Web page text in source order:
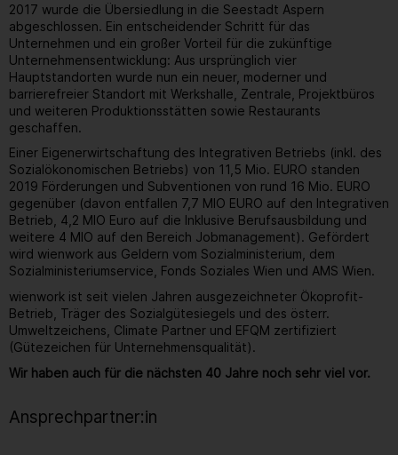
2017 wurde die Übersiedlung in die Seestadt Aspern
abgeschlossen. Ein entscheidender Schritt für das
Unternehmen und ein großer Vorteil für die zukünftige
Unternehmensentwicklung: Aus ursprünglich vier
Hauptstandorten wurde nun ein neuer, moderner und
barrierefreier Standort mit Werkshalle, Zentrale, Projektbüros
und weiteren Produktionsstätten sowie Restaurants
geschaffen.
Einer Eigenerwirtschaftung des Integrativen Betriebs (inkl. des
Sozialökonomischen Betriebs) von 11,5 Mio. EURO standen
2019 Förderungen und Subventionen von rund 16 Mio. EURO
gegenüber (davon entfallen 7,7 MIO EURO auf den Integrativen
Betrieb, 4,2 MIO Euro auf die Inklusive Berufsausbildung und
weitere 4 MIO auf den Bereich Jobmanagement). Gefördert
wird wienwork aus Geldern vom Sozialministerium, dem
Sozialministeriumservice, Fonds Soziales Wien und AMS Wien.
wienwork ist seit vielen Jahren ausgezeichneter Ökoprofit-
Betrieb, Träger des Sozialgütesiegels und des österr.
Umweltzeichens, Climate Partner und EFQM zertifiziert
(Gütezeichen für Unternehmensqualität).
Wir haben auch für die nächsten 40 Jahre noch sehr viel vor.
Ansprechpartner:in